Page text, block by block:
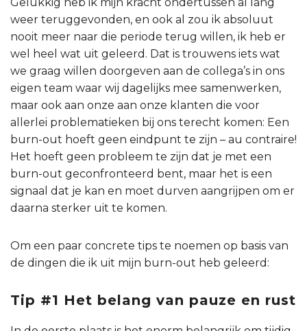
weer teruggevonden, en ook al zou ik absoluut
nooit meer naar die periode terug willen, ik heb er
wel heel wat uit geleerd. Dat is trouwens iets wat
we graag willen doorgeven aan de collega’s in ons
eigen team waar wij dagelijks mee samenwerken,
maar ook aan onze aan onze klanten die voor
allerlei problematieken bij ons terecht komen: Een
burn-out hoeft geen eindpunt te zijn – au contraire!
Het hoeft geen probleem te zijn dat je met een
burn-out geconfronteerd bent, maar het is een
signaal dat je kan en moet durven aangrijpen om er
daarna sterker uit te komen.
Om een paar concrete tips te noemen op basis van
de dingen die ik uit mijn burn-out heb geleerd:
Tip #1 Het belang van pauze en rust